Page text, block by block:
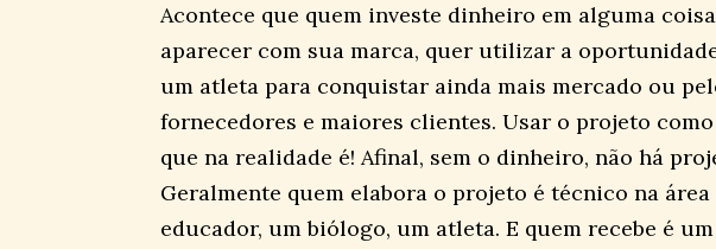
Acontece que quem investe dinheiro em alguma
aparecer com sua marca, quer utilizar a
um atleta para conquistar ainda mais mercado ou
fornecedores e maiores clientes. Usar o projeto
que na realidade é! Afinal, sem o dinheiro, não há
Geralmente quem elabora o projeto é técnico na
educador, um biólogo, um atleta. E quem recebe é